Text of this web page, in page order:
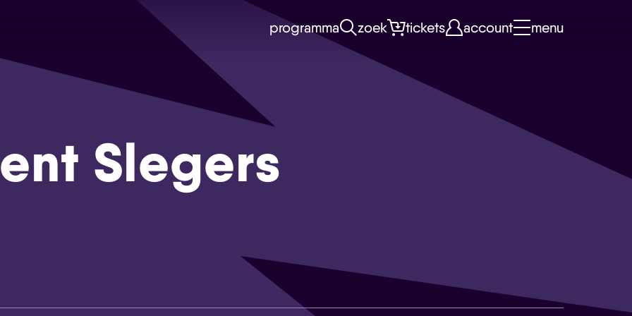
programma zoek tickets account menu
Slegers